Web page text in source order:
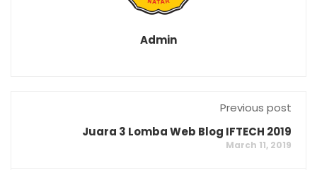
Admin
Previous post
Juara 3 Lomba Web Blog IFTECH 2019
March 11, 2019